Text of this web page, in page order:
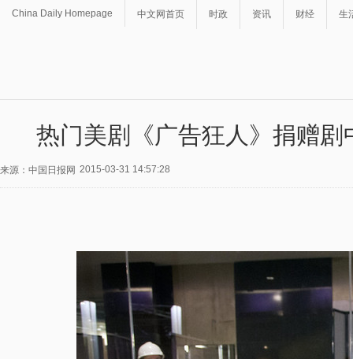
China Daily Homepage 中文网首页 时政 资讯 财经 生
热门美剧《广告狂人》捐赠
来源：中国日报网 2015-03-31 14:57:28